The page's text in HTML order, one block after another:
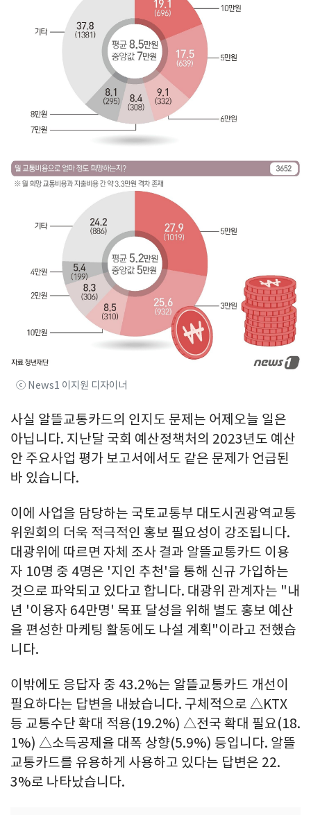
ⓒ News1 이지원 디자이너
사실 알뜰교통카드의 인지도 문제는 어제오늘 일은
아닙니다. 지난달 국회 예산정책처의 2023년도 예산
안 주요사업 평가 보고서에서도 같은 문제가 언급된
바 있습니다.
이에 사업을 담당하는 국토교통부 대도시권광역교통
위원회의 더욱 적극적인 홍보 필요성이 강조됩니다.
대광위에 따르면 자체 조사 결과 알뜰교통카드 이용
자 10명 중 4명은 '지인 추천'을 통해 신규 가입하는
것으로 파악되고 있다고 합니다. 대광위 관계자는 "내
년 '이용자 64만명' 목표 달성을 위해 별도 홍보 예산
을 편성한 마케팅 활동에도 나설 계획"이라고 전했습
니다.
이밖에도 응답자 중 43.2%는 알뜰교통카드 개선이
필요하다는 답변을 내놨습니다. 구체적으로 △KTX
등 교통수단 확대 적용(19.2%) △전국 확대 필요(18.
1%) △소득공제율 대폭 상향(5.9%) 등입니다. 알뜰
교통카드를 유용하게 사용하고 있다는 답변은 22.
3%로 나타났습니다.